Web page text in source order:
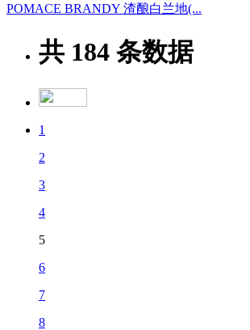
POMACE BRANDY 渣酿白兰地(...
共 184 条数据
1
2
3
4
5
6
7
8